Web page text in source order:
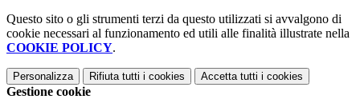
Questo sito o gli strumenti terzi da questo utilizzati si avvalgono di
cookie necessari al funzionamento ed utili alle finalità illustrate nella
COOKIE POLICY.
Personalizza Rifiuta tutti i cookies Accetta tutti i cookies
Gestione cookie